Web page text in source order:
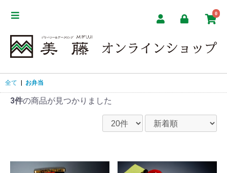
0
全て お弁当
3件の商品が見つかりました